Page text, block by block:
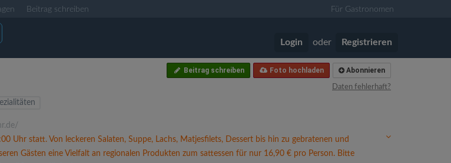
Beitrag schreiben Für Gastronomen
Login oder Registrieren
Abonnieren
Foto hochladen
Beitrag schreiben
Daten fehlerhaft?
Uhr statt. Von leckeren Salaten, Suppe, Lachs, Matjesfilets, Dessert bis hin zu gebratenen und
Gästen eine Vielfalt an regionalen Produkten zum sattessen für nur 16,90 € pro Person. Bitte